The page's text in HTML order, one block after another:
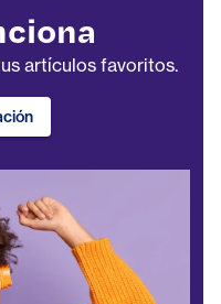
artículos favoritos.